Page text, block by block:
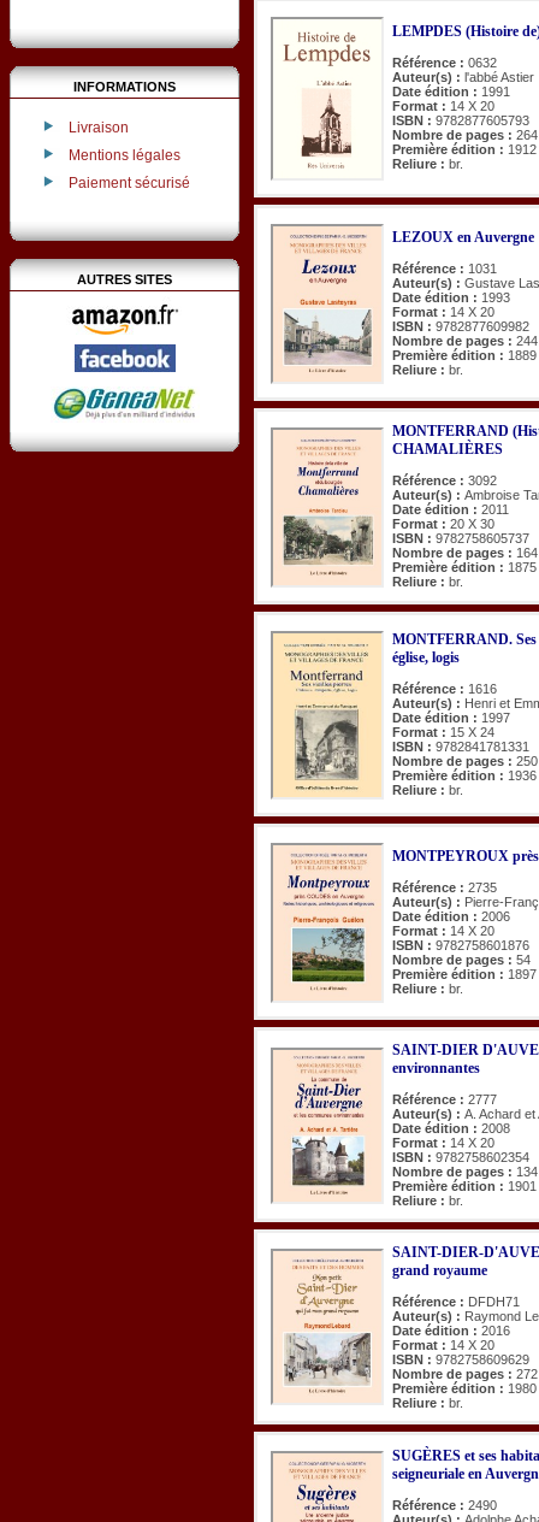
INFORMATIONS
Livraison
Mentions légales
Paiement sécurisé
AUTRES SITES
LEMPDES (Histoire
Référence : 0632
Auteur(s) : l'abbé Astier
Date édition : 1991
Format : 14 X 20
ISBN : 9782877605793
Nombre de pages : 264
Première édition : 1912
Reliure : br.
LEZOUX en Auvergne
Référence : 1031
Auteur(s) : Gustave
Date édition : 1993
Format : 14 X 20
ISBN : 9782877609982
Nombre de pages : 244
Première édition : 1889
Reliure : br.
MONTFERRAND
CHAMALIÈRES
Référence : 3092
Auteur(s) : Ambroise
Date édition : 2011
Format : 20 X 30
ISBN : 9782758605737
Nombre de pages : 164
Première édition : 1875
Reliure : br.
MONTFERRAND. Ses
église, logis
Référence : 1616
Auteur(s) : Henri et
Date édition : 1997
Format : 15 X 24
ISBN : 9782841781331
Nombre de pages : 250
Première édition : 1936
Reliure : br.
MONTPEYROUX
Référence : 2735
Auteur(s) : Pierre-
Date édition : 2006
Format : 14 X 20
ISBN : 9782758601876
Nombre de pages : 54
Première édition : 1897
Reliure : br.
SAINT-DIER
environnantes
Référence : 2777
Auteur(s) : A. Achard et
Date édition : 2008
Format : 14 X 20
ISBN : 9782758602354
Nombre de pages : 134
Première édition : 1901
Reliure : br.
SAINT-DIER-
grand royaume
Référence : DFDH71
Auteur(s) : Raymond
Date édition : 2016
Format : 14 X 20
ISBN : 9782758609629
Nombre de pages : 272
Première édition : 1980
Reliure : br.
SUGÈRES et ses
seigneuriale en
Référence : 2490